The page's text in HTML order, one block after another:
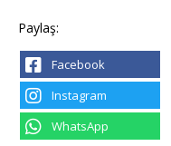
Paylaş:
Facebook
Instagram
WhatsApp